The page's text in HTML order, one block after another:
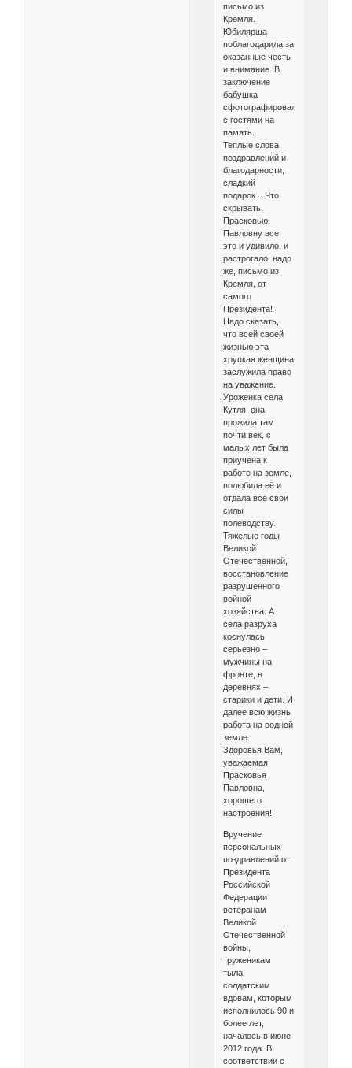
письмо из
Кремля.
Юбилярша
поблагодарила за
оказанные честь
и внимание. В
заключение
бабушка
сфотографировалась
с гостями на
память.
Теплые слова
поздравлений и
благодарности,
сладкий
подарок... Что
скрывать,
Прасковью
Павловну все
это и удивило, и
растрогало: надо
же, письмо из
Кремля, от
самого
Президента!
Надо сказать,
что всей своей
жизнью эта
хрупкая женщина
заслужила право
на уважение.
Уроженка села
Кутля, она
прожила там
почти век, с
малых лет была
приучена к
работе на земле,
полюбила её и
отдала все свои
силы
полеводству.
Тяжелые годы
Великой
Отечественной,
восстановление
разрушенного
войной
хозяйства. А
села разруха
коснулась
серьезно –
мужчины на
фронте, в
деревнях –
старики и дети. И
далее всю жизнь
работа на родной
земле.
Здоровья Вам,
уважаемая
Прасковья
Павловна,
хорошего
настроения!
Вручение
персональных
поздравлений от
Президента
Российской
Федерации
ветеранам
Великой
Отечественной
войны,
труженикам
тыла,
солдатским
вдовам, которым
исполнилось 90 и
более лет,
началось в июне
2012 года. В
соответствии с